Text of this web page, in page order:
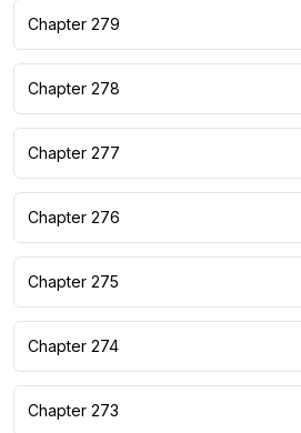
Chapter 279
Chapter 278
Chapter 277
Chapter 276
Chapter 275
Chapter 274
Chapter 273